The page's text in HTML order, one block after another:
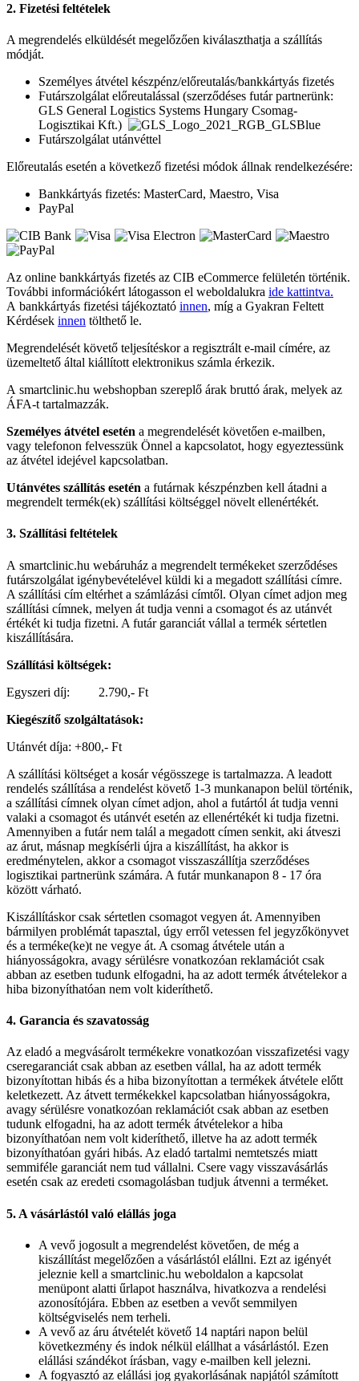
2. Fizetési feltételek
A megrendelés elküldését megelőzően kiválaszthatja a szállítás
módját.
Személyes átvétel készpénz/előreutalás/bankkártyás fizetés
Futárszolgálat előreutalással (szerződéses futár partnerünk:
GLS General Logistics Systems Hungary Csomag-
Logisztikai Kft.)
Futárszolgálat utánvéttel
Előreutalás esetén a következő fizetési módok állnak rendelkezésére:
Bankkártyás fizetés: MasterCard, Maestro, Visa
PayPal
Az online bankkártyás fizetés az CIB eCommerce felületén történik.
További információkért látogasson el weboldalukra ide kattintva.
A bankkártyás fizetési tájékoztató innen, míg a Gyakran Feltett
Kérdések innen tölthető le.
Megrendelését követő teljesítéskor a regisztrált e-mail címére, az
üzemeltető által kiállított elektronikus számla érkezik.
A smartclinic.hu webshopban szereplő árak bruttó árak, melyek az
ÁFA-t tartalmazzák.
Személyes átvétel esetén a megrendelését követően e-mailben,
vagy telefonon felvesszük Önnel a kapcsolatot, hogy egyeztessünk
az átvétel idejével kapcsolatban.
Utánvétes szállítás esetén a futárnak készpénzben kell átadni a
megrendelt termék(ek) szállítási költséggel növelt ellenértékét.
3. Szállítási feltételek
A smartclinic.hu webáruház a megrendelt termékeket szerződéses
futárszolgálat igénybevételével küldi ki a megadott szállítási címre.
A szállítási cím eltérhet a számlázási címtől. Olyan címet adjon meg
szállítási címnek, melyen át tudja venni a csomagot és az utánvét
értékét ki tudja fizetni. A futár garanciát vállal a termék sértetlen
kiszállítására.
Szállítási költségek:
Egyszeri díj: 2.790,- Ft
Kiegészítő szolgáltatások:
Utánvét díja: +800,- Ft
A szállítási költséget a kosár végösszege is tartalmazza. A leadott
rendelés szállítása a rendelést követő 1-3 munkanapon belül történik,
a szállítási címnek olyan címet adjon, ahol a futártól át tudja venni
valaki a csomagot és utánvét esetén az ellenértékét ki tudja fizetni.
Amennyiben a futár nem talál a megadott címen senkit, aki átveszi
az árut, másnap megkísérli újra a kiszállítást, ha akkor is
eredménytelen, akkor a csomagot visszaszállítja szerződéses
logisztikai partnerünk számára. A futár munkanapon 8 - 17 óra
között várható.
Kiszállításkor csak sértetlen csomagot vegyen át. Amennyiben
bármilyen problémát tapasztal, úgy erről vetessen fel jegyzőkönyvet
és a terméke(ke)t ne vegye át. A csomag átvétele után a
hiányosságokra, avagy sérülésre vonatkozóan reklamációt csak
abban az esetben tudunk elfogadni, ha az adott termék átvételekor a
hiba bizonyíthatóan nem volt kideríthető.
4. Garancia és szavatosság
Az eladó a megvásárolt termékekre vonatkozóan visszafizetési vagy
cseregaranciát csak abban az esetben vállal, ha az adott termék
bizonyítottan hibás és a hiba bizonyítottan a termékek átvétele előtt
keletkezett. Az átvett termékekkel kapcsolatban hiányosságokra,
avagy sérülésre vonatkozóan reklamációt csak abban az esetben
tudunk elfogadni, ha az adott termék átvételekor a hiba
bizonyíthatóan nem volt kideríthető, illetve ha az adott termék
bizonyíthatóan gyári hibás. Az eladó tartalmi nemtetszés miatt
semmiféle garanciát nem tud vállalni. Csere vagy visszavásárlás
esetén csak az eredeti csomagolásban tudjuk átvenni a terméket.
5. A vásárlástól való elállás joga
A vevő jogosult a megrendelést követően, de még a
kiszállítást megelőzően a vásárlástól elállni. Ezt az igényét
jeleznie kell a smartclinic.hu weboldalon a kapcsolat
menüpont alatti űrlapot használva, hivatkozva a rendelési
azonosítójára. Ebben az esetben a vevőt semmilyen
költségviselés nem terheli.
A vevő az áru átvételét követő 14 naptári napon belül
következmény és indok nélkül elállhat a vásárlástól. Ezen
elállási szándékot írásban, vagy e-mailben kell jelezni.
A fogyasztó az elállási jog gyakorlásának napjától számított